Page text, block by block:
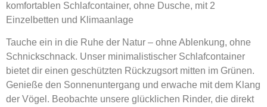
komfortablen Schlafcontainer, ohne Dusche, mit 2
Einzelbetten und Klimaanlage
Tauche ein in die Ruhe der Natur – ohne Ablenkung, ohne
Schnickschnack. Unser minimalistischer Schlafcontainer
bietet dir einen geschützten Rückzugsort mitten im Grünen.
Genieße den Sonnenuntergang und erwache mit dem Klang
der Vögel. Beobachte unsere glücklichen Rinder, die direkt